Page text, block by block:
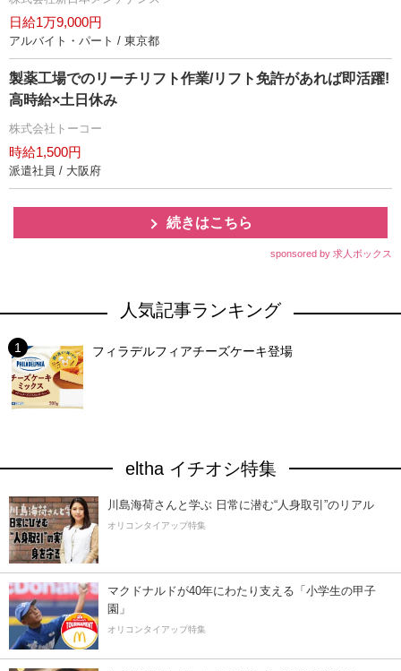
日給1万9,000円
アルバイト・パート / 東京都
製薬工場でのリーチリフト作業/リフト免許があれば即活躍!
高時給×土日休み
株式会社トーコー
時給1,500円
派遣社員 / 大阪府
続きはこちら
sponsored by 求人ボックス
人気記事ランキング
フィラデルフィアチーズケーキ登場
eltha イチオシ特集
川島海荷さんと学ぶ 日常に潜む“人身取引”のリアル
オリコンタイアップ特集
マクドナルドが40年にわたり支える「小学生の甲子
園」
オリコンタイアップ特集